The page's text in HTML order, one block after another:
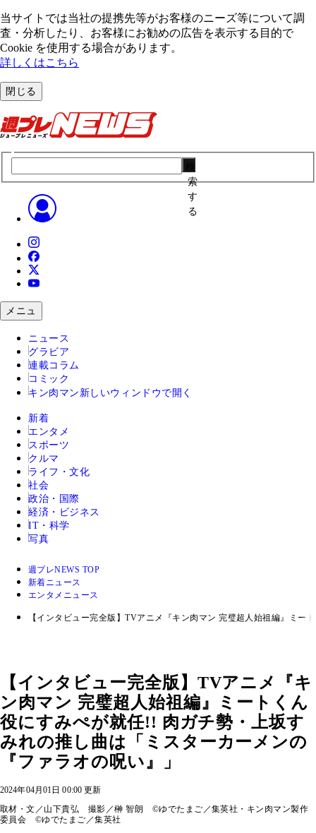
当サイトでは当社の提携先等がお客様のニーズ等について調
査・分析したり、お客様にお勧めの広告を表⽰する⽬的で
Cookie を使⽤する場合があります。
詳しくはこちら
閉じる
索
す
る
メニュ
ニュース
グラビア
連載コラム
コミック
キン肉マン 新しいウィンドウで開く
新着
エンタメ
スポーツ
クルマ
ライフ・文化
社会
政治・国際
経済・ビジネス
IT・科学
写真
週プレNEWS TOP
新着ニュース
エンタメニュース
【インタビュー完全版】TVアニメ『キン肉マン 完璧超人始祖編』ミ
【インタビュー完全版】TVアニメ『キ
ン肉マン 完璧超人始祖編』ミートくん
役にすみぺが就任!! 肉ガチ勢・上坂す
みれの推し曲は「ミスターカーメンの
『ファラオの呪い』」
2024年04月01日 00:00 更新
取材・文／山下貴弘 撮影／榊 智朗 ©ゆでたまご／集英社・キン肉マン製作
委員会 ©ゆでたまご／集英社